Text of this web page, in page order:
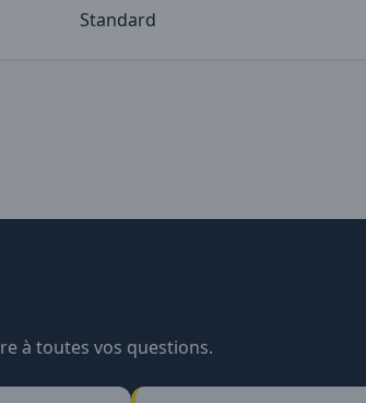
Standard
à toutes vos questions.